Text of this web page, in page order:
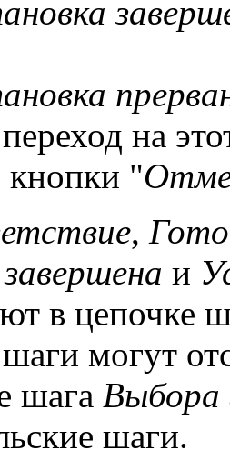
на
"
,
и
в цепочке
могут
шага Выбора
шаги.